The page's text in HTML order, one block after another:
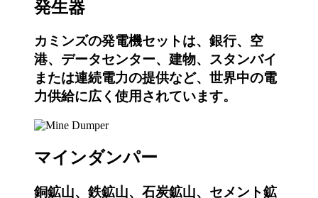
発生器
カミンズの発電機セットは、銀行、空
港、データセンター、建物、スタンバイ
または連続電力の提供など、世界中の電
力供給に広く使用されています。
マインダンパー
銅鉱山、鉄鉱山、石炭鉱山、セメント鉱